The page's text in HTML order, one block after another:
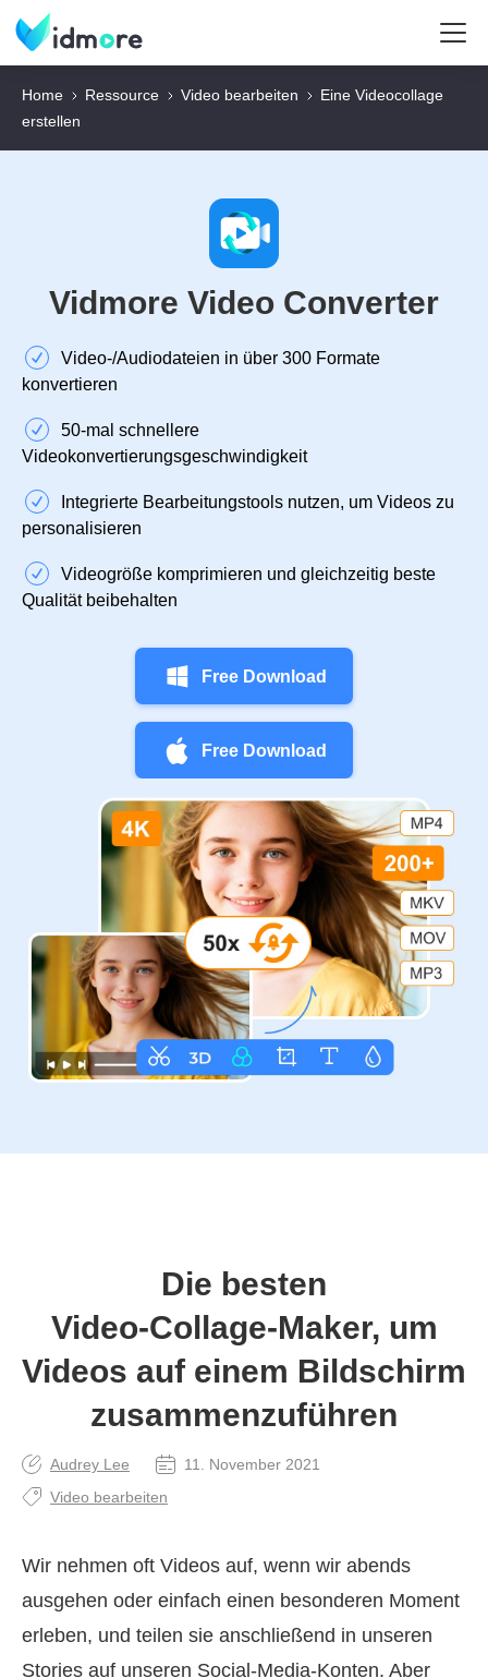
Home Ressource Video bearbeiten
Eine Videocollage
erstellen
Vidmore Video Converter
Video‑/Audiodateien in über 300 Formate
konvertieren
50‑mal schnellere
Videokonvertierungsgeschwindigkeit
Integrierte Bearbeitungstools nutzen, um Videos zu
personalisieren
Videogröße komprimieren und gleichzeitig beste
Qualität beibehalten
Free Download
Free Download
Die besten
Video‑Collage‑Maker, um
Videos auf einem Bildschirm
zusammenzuführen
Audrey Lee
11. November 2021
Video bearbeiten
Wir nehmen oft Videos auf, wenn wir abends
ausgehen oder einfach einen besonderen Moment
erleben, und teilen sie anschließend in unseren
Stories auf unseren Social‑Media‑Konten. Aber